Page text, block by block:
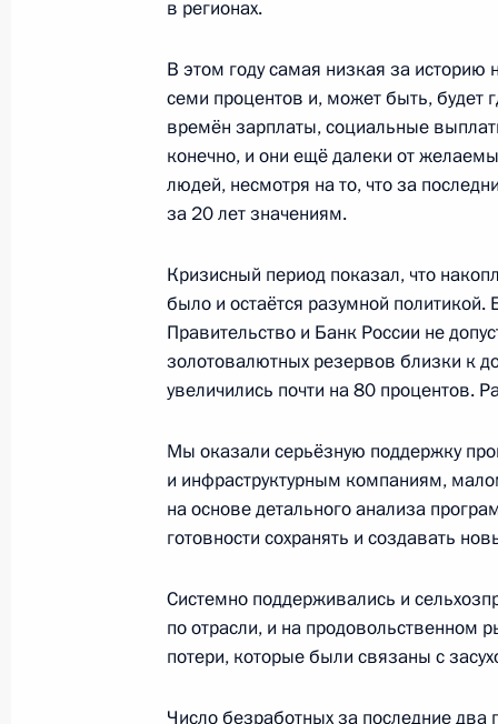
Вручение Знамени Федеральной
14 декабря 2011 года, 14:30 Москва,
13 декабря 2011 года, вторник
Встреча с лидерами
13 декабря 2011 года, 17:00 Московская
13 декабря 2011 года, 14:30 Московская
Встреча с судьями
12 декабря 2011 года, 16:30 Московская
в регионах.
В этом году самая низкая за
семи процентов и, может быть, будет
времён зарплаты, социальные
конечно, и они ещё далеки от
людей, несмотря на то, что за
за 20 лет значениям.
Кризисный период показал, что
было и остаётся разумной
Правительство и Банк России не
золотовалютных резервов близки к
увеличились почти на 80 процентов.
Мы оказали серьёзную поддержку
и инфраструктурным компаниям,
на основе детального анализа
готовности сохранять и создавать
Системно поддерживались и
по отрасли, и на продовольственном
потери, которые были связаны с
Число безработных за последние два